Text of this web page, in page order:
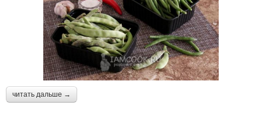
читать дальше →